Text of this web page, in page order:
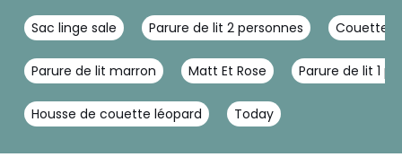
Sac linge sale Parure de lit 2 personnes Couette
Parure de lit marron Matt Et Rose Parure de lit 1
Housse de couette léopard Today